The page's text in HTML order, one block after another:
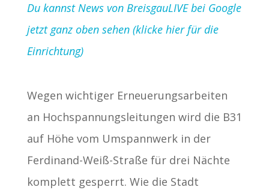
Du kannst News von BreisgauLIVE bei Google
jetzt ganz oben sehen (klicke hier für die
Einrichtung)
Wegen wichtiger Erneuerungsarbeiten
an Hochspannungsleitungen wird die B31
auf Höhe vom Umspannwerk in der
Ferdinand-Weiß-Straße für drei Nächte
komplett gesperrt. Wie die Stadt